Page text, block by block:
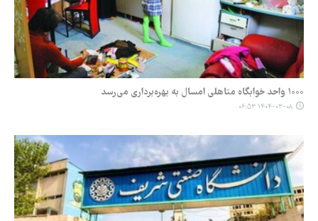
۱۰۰۰ واحد خوابگاه متاهلی امسال به بهره‌برداری می‌رسد
۱۴۰۴-۰۳-۰۸ ۰۶:۵۳